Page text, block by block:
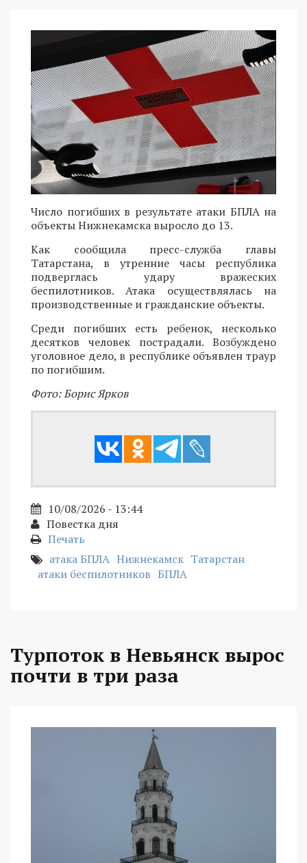
Число погибших в результате атаки БПЛА на
объекты Нижнекамска выросло до 13.
Как сообщила пресс-служба главы
Татарстана, в утренние часы республика
подверглась удару вражеских
беспилотников. Атака осуществлялась на
производственные и гражданские объекты.
Среди погибших есть ребенок, несколько
десятков человек пострадали. Возбуждено
уголовное дело, в республике объявлен траур
по погибшим.
Фото: Борис Ярков
10/08/2026 - 13:44
Повестка дня
Печать
атака БПЛА Нижнекамск Татарстан
атаки беспилотников БПЛА
Турпоток в Невьянск вырос
почти в три раза